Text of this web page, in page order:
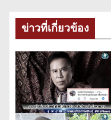
ะ
แ
น
ว
ข่าวที่เกี่ยวข้อง